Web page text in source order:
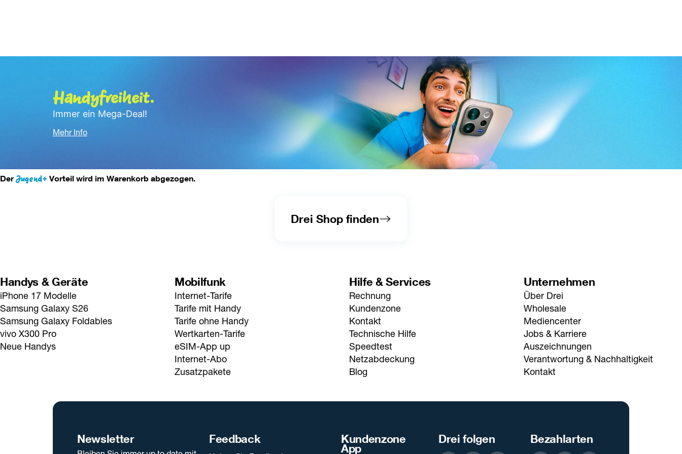
Handyfreiheit.
Immer ein Mega-Deal!
Mehr Info
Der Jugend+ Vorteil wird im Warenkorb abgezogen.
Drei Shop finden
Handys & Geräte
iPhone 17 Modelle
Samsung Galaxy S26
Samsung Galaxy Foldables
vivo X300 Pro
Neue Handys
Mobilfunk
Internet-Tarife
Tarife mit Handy
Tarife ohne Handy
Wertkarten-Tarife
eSIM-App up
Internet-Abo
Zusatzpakete
Hilfe & Services
Rechnung
Kundenzone
Kontakt
Technische Hilfe
Speedtest
Netzabdeckung
Blog
Unternehmen
Über Drei
Wholesale
Mediencenter
Jobs & Karriere
Auszeichnungen
Verantwortung & Nachhaltigkeit
Kontakt
Newsletter Feedback Kundenzone
App
Drei folgen Bezahlarten